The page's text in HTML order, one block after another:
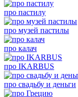
про пастилу
про музей пастилы
про калач
про IKARBUS
про свадьбу и деньги